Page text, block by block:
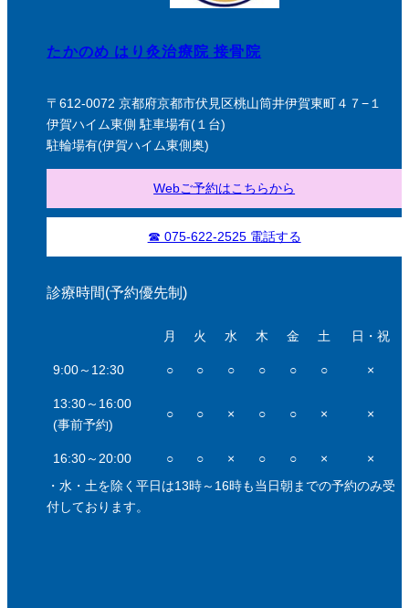
たかのめ はり灸治療院 接骨院
〒612-0072 京都府京都市伏見区桃山筒井伊賀東町４７−１
伊賀ハイム東側 駐車場有(１台)
駐輪場有(伊賀ハイム東側奥)
Webご予約はこちらから
☎ 075-622-2525 電話する
診療時間(予約優先制)
月 火 水 木 金 土 日・祝
9:00～12:30 ○ ○ ○ ○ ○ ○ ×
13:30～16:00
(事前予約)
○ ○ × ○ ○ × ×
16:30～20:00 ○ ○ × ○ ○ ×
×
・水・土を除く平日は13時～16時も当日朝までの予約のみ受
付しております。